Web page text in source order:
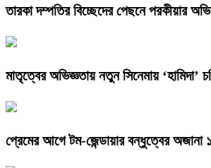
তারকা দম্পতির বিচ্ছেদের পেছনে পরকীয়ার
মাতৃত্বের অভিজ্ঞতায় নতুন সিনেমায় ‘হামিদা’
প্রেমের আগে টম-জেন্ডায়ার বন্ধুত্বের